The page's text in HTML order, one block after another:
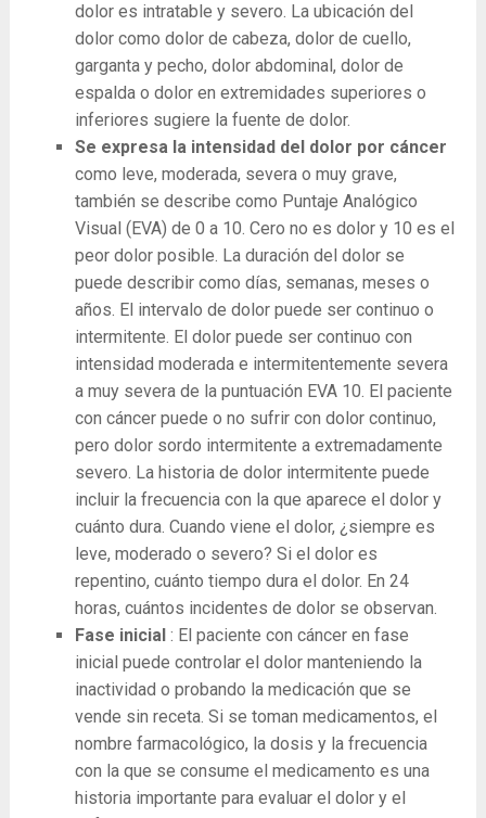
dolor es intratable y severo. La ubicación del
dolor como dolor de cabeza, dolor de cuello,
garganta y pecho, dolor abdominal, dolor de
espalda o dolor en extremidades superiores o
inferiores sugiere la fuente de dolor.
Se expresa la intensidad del dolor por cáncer
como leve, moderada, severa o muy grave,
también se describe como Puntaje Analógico
Visual (EVA) de 0 a 10. Cero no es dolor y 10 es el
peor dolor posible. La duración del dolor se
puede describir como días, semanas, meses o
años. El intervalo de dolor puede ser continuo o
intermitente. El dolor puede ser continuo con
intensidad moderada e intermitentemente severa
a muy severa de la puntuación EVA 10. El paciente
con cáncer puede o no sufrir con dolor continuo,
pero dolor sordo intermitente a extremadamente
severo. La historia de dolor intermitente puede
incluir la frecuencia con la que aparece el dolor y
cuánto dura. Cuando viene el dolor, ¿siempre es
leve, moderado o severo? Si el dolor es
repentino, cuánto tiempo dura el dolor. En 24
horas, cuántos incidentes de dolor se observan.
Fase inicial : El paciente con cáncer en fase
inicial puede controlar el dolor manteniendo la
inactividad o probando la medicación que se
vende sin receta. Si se toman medicamentos, el
nombre farmacológico, la dosis y la frecuencia
con la que se consume el medicamento es una
historia importante para evaluar el dolor y el